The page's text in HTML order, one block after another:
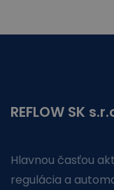
REFLOW SK
Hlavnou časťou
regulácia a